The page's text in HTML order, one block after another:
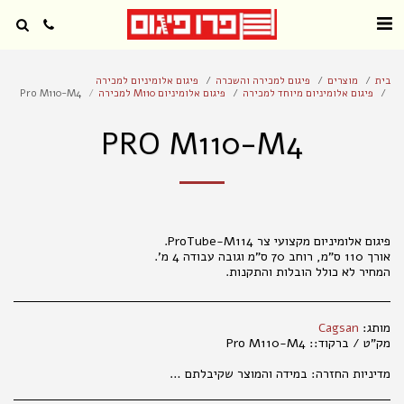
בית מוצרים פיגום למכירה והשכרה
פיגום אלומיניום למכירה
פיגום אלומיניום מיוחד למכירה
פיגום אלומיניום M110 למכירה Pro M110-M4
PRO M110-M4
המחיר לא כולל הובלות והתקנות.
מותג: Cagsan
מק"ט / ברקוד:: Pro M110-M4
מדיניות החזרה: במידה והמוצר שקיבלתם אינו עונה על ציפיותיכם, פנו למחלקת קשרי לקוחות מרגע קבלת המשלוח (עד שני ימי עבודה), בכדי שנוכל לטפל בפנייתכם בהתאם לנהלים. 035177847 החלפת מוצרים אפשרית בפנייה טלפונית או בסניפי הרשת, באריזה המקורית בלבד ובשלמותם. במידה ויתגלו שינויים במחירי המוצרים, המחיר הקובע הוא המחיר המופיע בחנויות ובמרכז ההזמנות. המחיר הקטלוגי הנו למכירה בחנויות . במכירה מרחוק, יתווסף מחיר שילוח, כמפורט באתר האינטרנט. אין החזרות של נעליים . החלפת והחזרת מוצרים , , אפשרית באריזתם המקורית בלבד ובשלמותם תוך 14 ימים מיום הקניה. ברחוב מגן אברהם 3 תל אביב.